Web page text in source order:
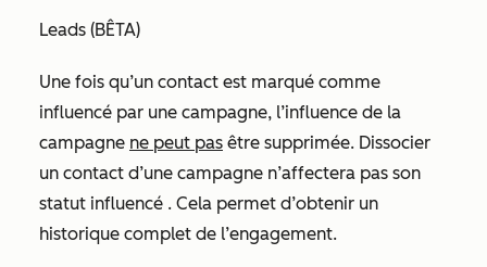
Leads (BÊTA)
Une fois qu’un contact est marqué comme
influencé par une campagne, l’influence de la
campagne ne peut pas être supprimée. Dissocier
un contact d’une campagne n’affectera pas son
statut influencé . Cela permet d’obtenir un
historique complet de l’engagement.